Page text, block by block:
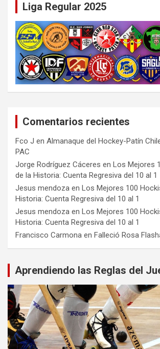
Liga Regular 2025
Comentarios recientes
Fco J en Almanaque del Hockey-Patín
PAC
Jorge Rodríguez Cáceres en Los Mejores
de la Historia: Cuenta Regresiva del 10 al 1
Jesus mendoza en Los Mejores 100
Historia: Cuenta Regresiva del 10 al 1
Jesus mendoza en Los Mejores 100
Historia: Cuenta Regresiva del 10 al 1
Francisco Carmona en Falleció Rosa
Aprendiendo las Reglas del